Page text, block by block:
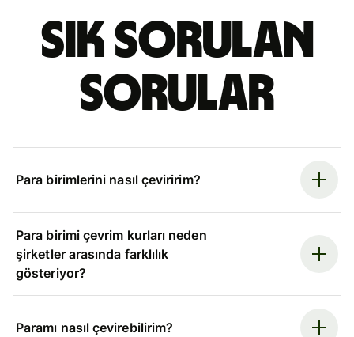
Sık sorulan
sorular
Para birimlerini nasıl çeviririm?
Para birimi çevrim kurları neden
şirketler arasında farklılık
gösteriyor?
Paramı nasıl çevirebilirim?